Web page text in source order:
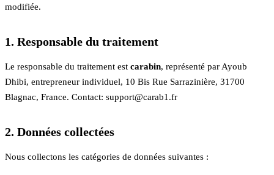
modifiée.
1. Responsable du traitement
Le responsable du traitement est carabin, représenté par Ayoub
Dhibi, entrepreneur individuel, 10 Bis Rue Sarrazinière, 31700
Blagnac, France. Contact: support@carab1.fr
2. Données collectées
Nous collectons les catégories de données suivantes :